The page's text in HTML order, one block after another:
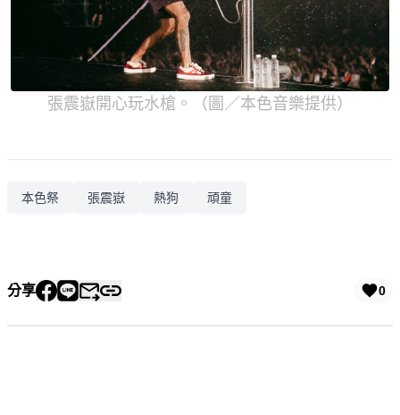
張震嶽開心玩水槍。（圖／本色音樂提供）
本色祭 張震嶽 熱狗 頑童
分享 0